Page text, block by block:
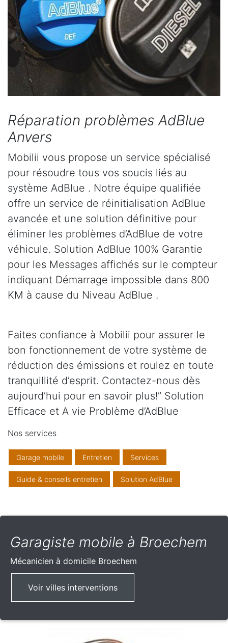
Réparation problèmes AdBlue
Anvers
Mobilii vous propose un service spécialisé
pour résoudre tous vos soucis liés au
système AdBlue . Notre équipe qualifiée
offre un service de réinitialisation AdBlue
avancée et une solution définitive pour
éliminer les problèmes d’AdBlue de votre
véhicule. Solution AdBlue 100% Garantie
pour les Messages affichés sur le compteur
indiquant Démarrage impossible dans 800
KM à cause du Niveau AdBlue .
Faites confiance à Mobilii pour assurer le
bon fonctionnement de votre système de
réduction des émissions et roulez en toute
tranquillité d’esprit. Contactez-nous dès
aujourd’hui pour en savoir plus!” Solution
Efficace et A vie Problème d’AdBlue
Nos services
Garage mobile Entretien Services
Guide & conseils entretien Solution AdBlue
Garagiste mobile à Broechem
Mécanicien à domicile Broechem
Voir villes interventions